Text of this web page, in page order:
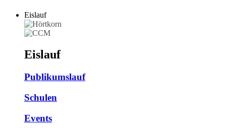
Eislauf
Eislauf
Publikumslauf
Schulen
Events